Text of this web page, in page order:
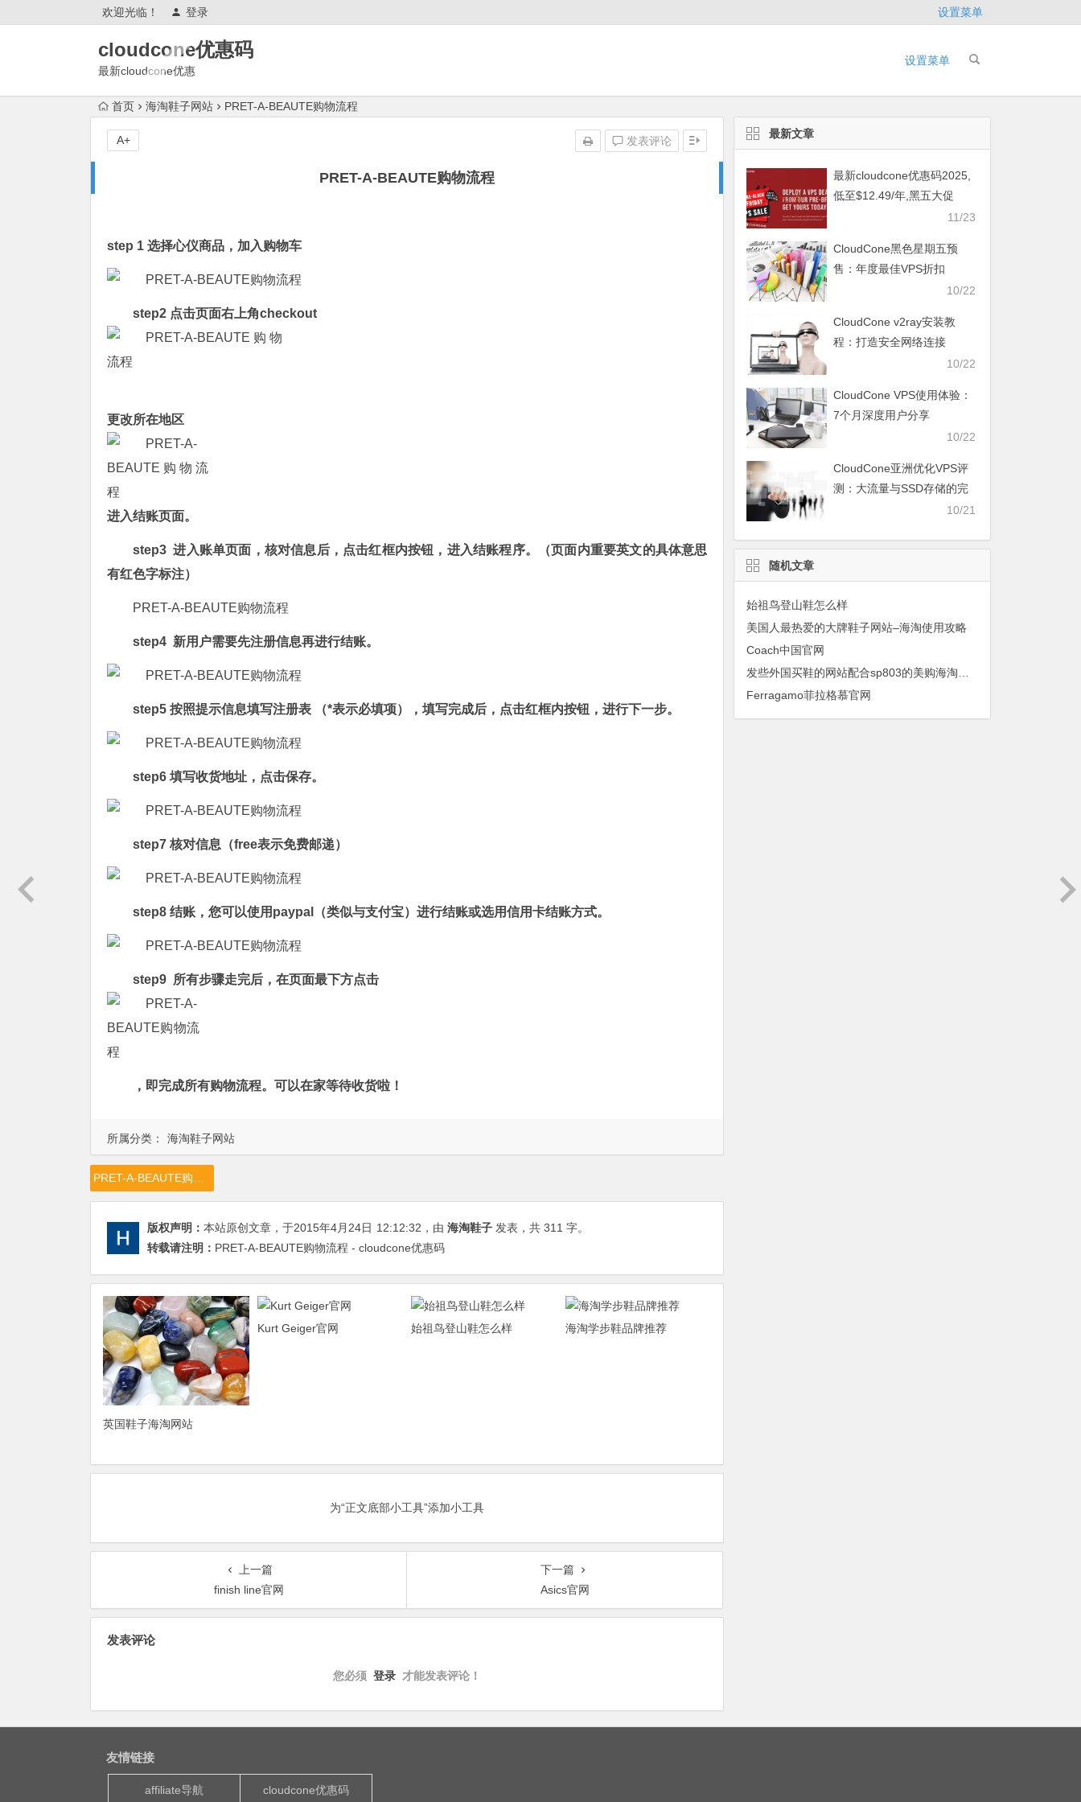
欢迎光临！ 登录 设置菜单
cloudcone优惠码
最新cloudcone优惠
样?续费,退款,会跑路吗?
设置菜单
首页 海淘鞋子网站 PRET-A-BEAUTE购物流程
PRET-A-BEAUTE购物流程
发表评论
A+
所属分类： 海淘鞋子网站
step 1 选择心仪商品，加入购物车
step2 点击页面右上角checkout
更改所在地区
进入结账页面。
step3 进入账单页面，核对信息后，点击红框内按钮，进入结账程序。（页面内重要英文的具体意思
有红色字标注）
PRET-A-BEAUTE购物流程
step4 新用户需要先注册信息再进行结账。
step5 按照提示信息填写注册表 （*表示必填项），填写完成后，点击红框内按钮，进行下一步。
step6 填写收货地址，点击保存。
step7 核对信息（free表示免费邮递）
step8 结账，您可以使用paypal（类似与支付宝）进行结账或选用信用卡结账方式。
step9 所有步骤走完后，在页面最下方点击
，即完成所有购物流程。可以在家等待收货啦！
版权声明： 本站原创文章，于2015年4月24日 12:12:32 ，由 海淘鞋子 发表，共 311 字。
转载请注明： PRET-A-BEAUTE购物流程 - cloudcone优惠码
英国鞋子海淘网站
Kurt Geiger官网 始祖鸟登山鞋怎么样 海淘学步鞋品牌推荐
为“正文底部小工具”添加小工具
上一篇
finish line官网
下一篇
Asics官网
发表评论
您必须 登录 才能发表评论！
最新文章
最新cloudcone优惠码2025,
低至$12.49/年,黑五大促
11/23
CloudCone黑色星期五预
售：年度最佳VPS折扣
10/22
CloudCone v2ray安装教
程：打造安全网络连接
10/22
CloudCone VPS使用体验：
7个月深度用户分享
10/22
CloudCone亚洲优化VPS评
测：大流量与SSD存储的完
10/21
随机文章
始祖鸟登山鞋怎么样
美国人最热爱的大牌鞋子网站–海淘使用攻略
Coach中国官网
Ferragamo菲拉格慕官网
友情链接
affiliate导航 cloudcone优惠码